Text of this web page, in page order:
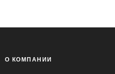
О КОМПАНИИ